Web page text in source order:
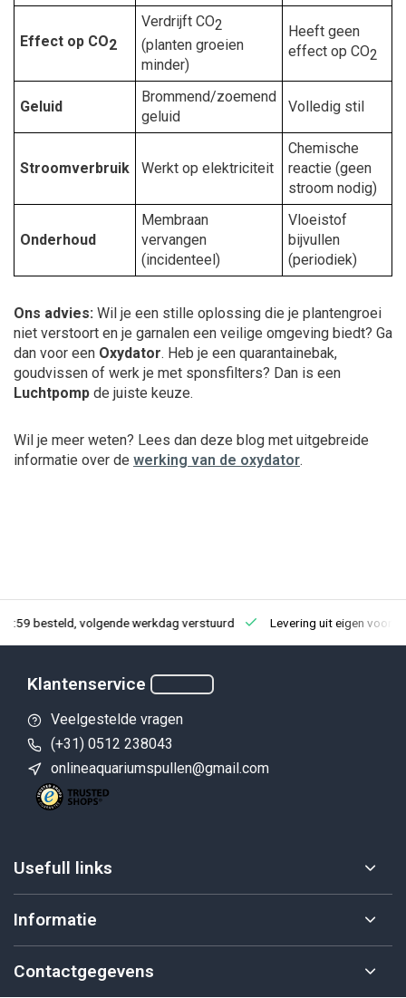
Effect op CO2
Verdrijft CO2
(planten groeien
minder)
Heeft geen
effect op CO2
Geluid
Brommend/zoemend
geluid
Volledig stil
Stroomverbruik Werkt op elektriciteit
Chemische
reactie (geen
stroom nodig)
Onderhoud
Membraan
vervangen
(incidenteel)
Vloeistof
bijvullen
(periodiek)
Ons advies: Wil je een stille oplossing die je plantengroei
niet verstoort en je garnalen een veilige omgeving biedt? Ga
dan voor een Oxydator. Heb je een quarantainebak,
goudvissen of werk je met sponsfilters? Dan is een
Luchtpomp de juiste keuze.
Wil je meer weten? Lees dan deze blog met uitgebreide
informatie over de werking van de oxydator.
besteld, volgende werkdag verstuurd Levering uit eigen
Klantenservice
Veelgestelde vragen
(+31) 0512 238043
onlineaquariumspullen@gmail.com
Usefull links
Informatie
Contactgegevens